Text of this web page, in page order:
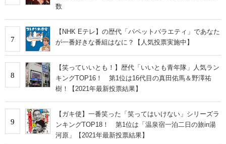
数
7
【NHK Eテレ】の歴代「パペットバラエティ」であなた
が一番好きな番組はなに？【人気投票実施中】
8
【笑っていいとも！】歴代「いいとも青年隊」人気ラン
キングTOP16！ 第1位は16代目の真田佑馬＆野澤祐
樹！【2021年最新投票結果】
9
【ガキ使】一番笑った「笑ってはいけない」シリーズラ
ンキングTOP18！ 第1位は「温泉宿一泊二日の旅in湯
河原」【2021年最新投票結果】